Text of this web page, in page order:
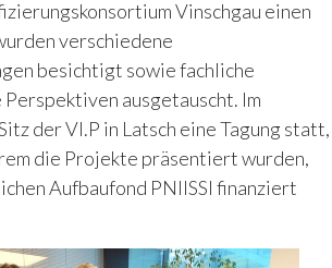
Vinschgau einen
verschiedene
besichtigt sowie fachliche
ausgetauscht. Im
der VI.P in Latsch eine Tagung statt,
die Projekte präsentiert wurden,
Aufbaufond PNIISSI finanziert